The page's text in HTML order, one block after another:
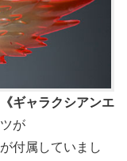
《ギャラクシアンエ
が
付属していまし